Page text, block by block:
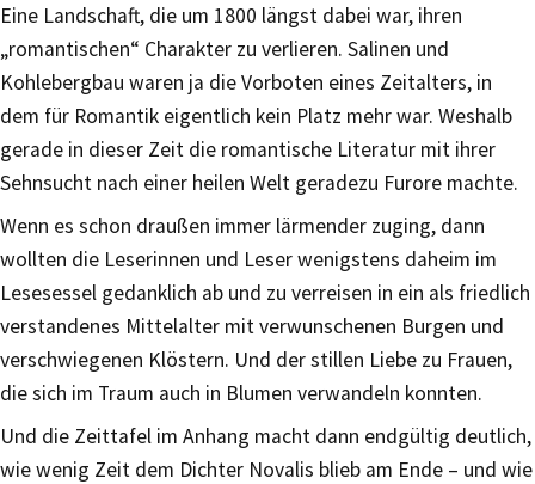
Eine Landschaft, die um 1800 längst dabei war, ihren
„romantischen“ Charakter zu verlieren. Salinen und
Kohlebergbau waren ja die Vorboten eines Zeitalters, in
dem für Romantik eigentlich kein Platz mehr war. Weshalb
gerade in dieser Zeit die romantische Literatur mit ihrer
Sehnsucht nach einer heilen Welt geradezu Furore machte.
Wenn es schon draußen immer lärmender zuging, dann
wollten die Leserinnen und Leser wenigstens daheim im
Lesesessel gedanklich ab und zu verreisen in ein als friedlich
verstandenes Mittelalter mit verwunschenen Burgen und
verschwiegenen Klöstern. Und der stillen Liebe zu Frauen,
die sich im Traum auch in Blumen verwandeln konnten.
Und die Zeittafel im Anhang macht dann endgültig deutlich,
wie wenig Zeit dem Dichter Novalis blieb am Ende – und wie